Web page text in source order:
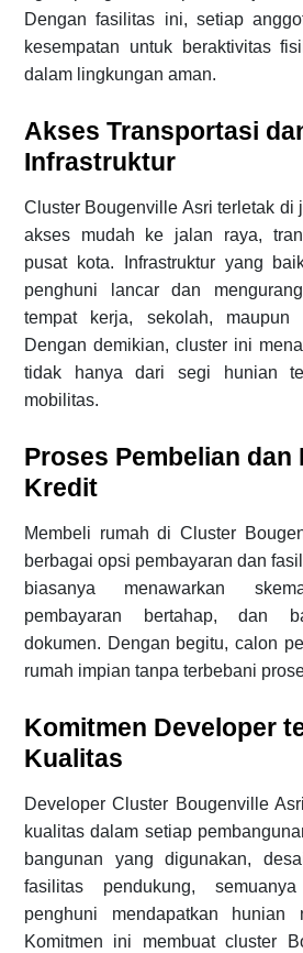
Dengan fasilitas ini, setiap
kesempatan untuk beraktivitas
dalam lingkungan aman.
Akses Transportasi
Infrastruktur
Cluster Bougenville Asri terletak di
akses mudah ke jalan raya,
pusat kota. Infrastruktur yang
penghuni lancar dan
tempat kerja, sekolah, maupun
Dengan demikian, cluster ini
tidak hanya dari segi hunian
mobilitas.
Proses Pembelian dan
Kredit
Membeli rumah di Cluster
berbagai opsi pembayaran dan
biasanya menawarkan
pembayaran bertahap, dan
dokumen. Dengan begitu, calon
rumah impian tanpa terbebani
Komitmen Developer
Kualitas
Developer Cluster Bougenville
kualitas dalam setiap
bangunan yang digunakan,
fasilitas pendukung,
penghuni mendapatkan hunian
Komitmen ini membuat cluster